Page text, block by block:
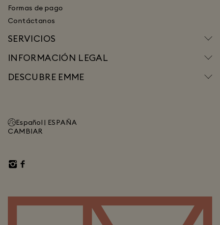
Formas de pago
Contáctanos
SERVICIOS
INFORMACIÓN LEGAL
DESCUBRE EMME
Español | ESPAÑA
CAMBIAR